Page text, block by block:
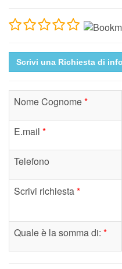
Scrivi una Richiesta di
Nome Cognome*
E.mail *
Telefono
Scrivi richiesta*
Quale è la somma di: *